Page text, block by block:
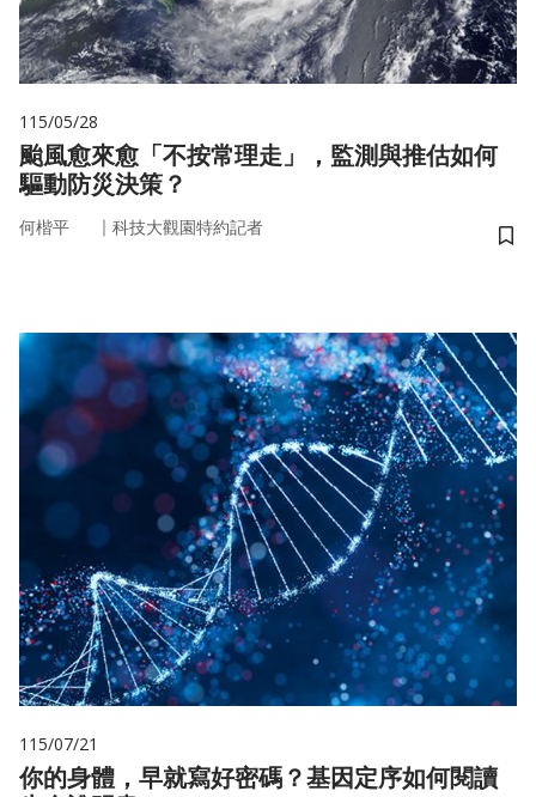
115/05/28
颱風愈來愈「不按常理走」，監測與推估如何
驅動防災決策？
何楷平 ｜ 科技大觀園特約記者
儲
115/07/21
你的身體，早就寫好密碼？基因定序如何閱讀